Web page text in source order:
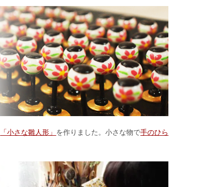
「小さな雛人形」 を作りました。小さな物で手のひら